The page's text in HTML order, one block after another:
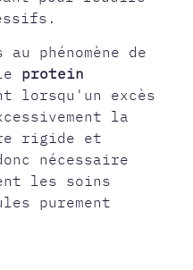
phénomène de
protein
lorsqu'un excès
la
rigide et
nécessaire
les soins
purement